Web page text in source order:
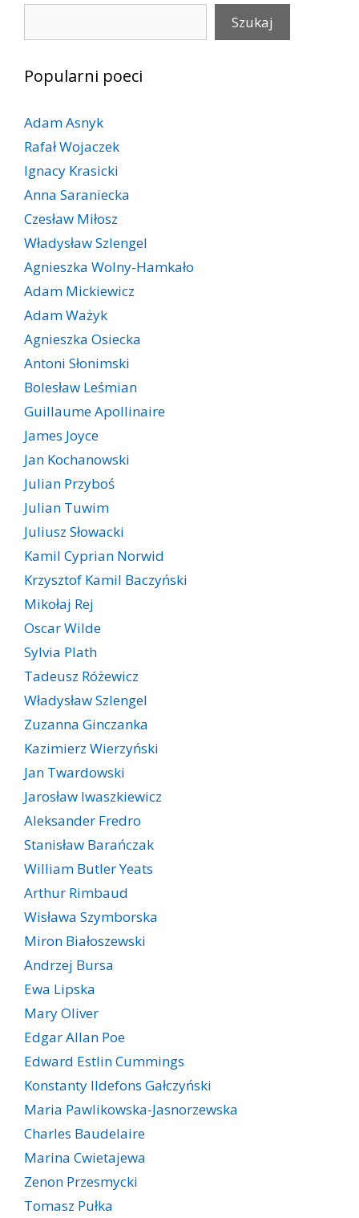
Szukaj
Popularni poeci
Adam Asnyk
Rafał Wojaczek
Ignacy Krasicki
Anna Saraniecka
Czesław Miłosz
Władysław Szlengel
Agnieszka Wolny-Hamkało
Adam Mickiewicz
Adam Ważyk
Agnieszka Osiecka
Antoni Słonimski
Bolesław Leśmian
Guillaume Apollinaire
James Joyce
Jan Kochanowski
Julian Przyboś
Julian Tuwim
Juliusz Słowacki
Kamil Cyprian Norwid
Krzysztof Kamil Baczyński
Mikołaj Rej
Oscar Wilde
Sylvia Plath
Tadeusz Różewicz
Władysław Szlengel
Zuzanna Ginczanka
Kazimierz Wierzyński
Jan Twardowski
Jarosław Iwaszkiewicz
Aleksander Fredro
Stanisław Barańczak
William Butler Yeats
Arthur Rimbaud
Wisława Szymborska
Miron Białoszewski
Andrzej Bursa
Ewa Lipska
Mary Oliver
Edgar Allan Poe
Edward Estlin Cummings
Konstanty Ildefons Gałczyński
Maria Pawlikowska-Jasnorzewska
Charles Baudelaire
Marina Cwietajewa
Zenon Przesmycki
Tomasz Pułka